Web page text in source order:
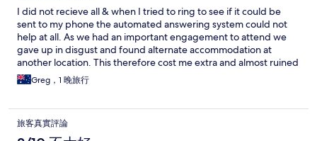
I did not recieve all & when I tried to ring to see if it could be
sent to my phone the automated answering system could not
help at all. As we had an important engagement to attend we
gave up in disgust and found alternate accommodation at
another location. This therefore cost me extra and almost ruined
our day Both myself and my wife are sure that we will not use
you again
Greg，1 晚旅行
旅客真實評論